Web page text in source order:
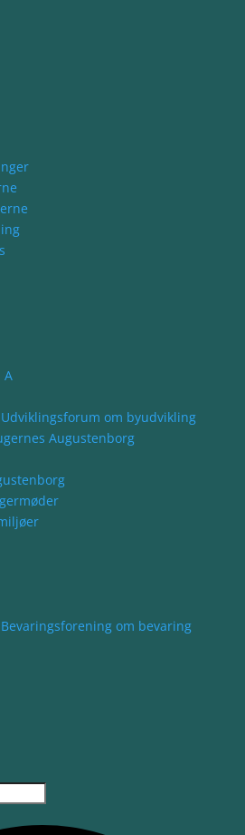
A
om byudvikling
Augustenborg
om bevaring